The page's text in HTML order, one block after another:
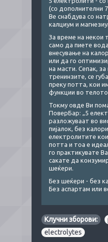
(со дополнителни
Ве снабдува со
калциум и
За време на некои
само да пиете
внесување на
или да го
на масти. Сепак, за
тренинзите, се
преку потта, кои
функции во
Токму овде Ви
ПоверБар: „5
разложуваат во
пијалок, без
електролитите
потта и тоа е
го практикувате
сакате да
шеќери.
Без шеќери - без
Без аспартам или
Клучни зборови:
electrolytes